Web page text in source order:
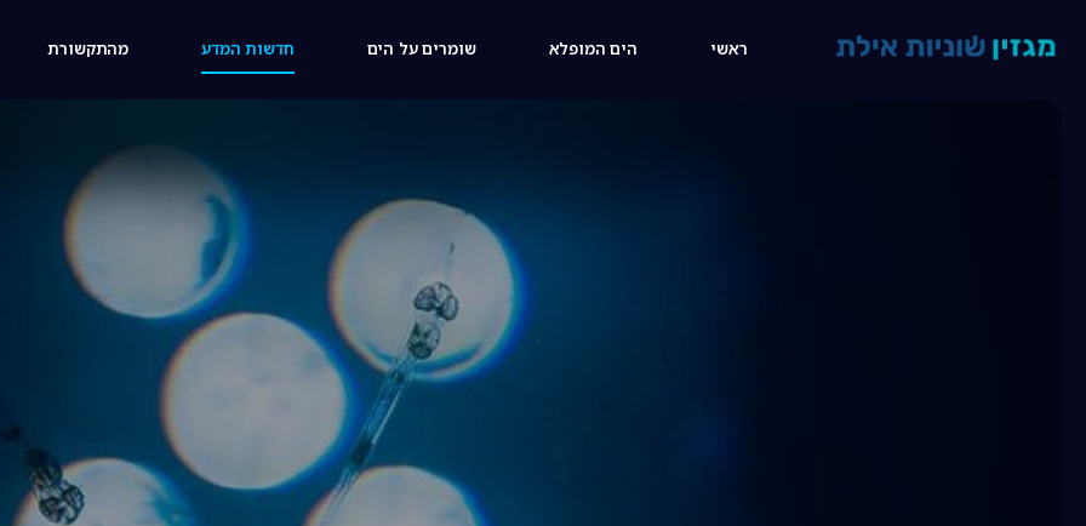
06:51 ראשי הים המופלא שומרים על הים חדשות המדע מהתקשורת